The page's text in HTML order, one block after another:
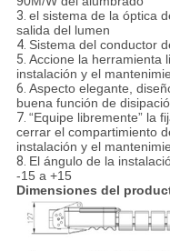
3. el sistema de la óptica
salida del lumen
4. Sistema del conductor
5. Accione la herramienta
instalación y el
6. Aspecto elegante,
buena función de
7. “Equipe libremente” la
cerrar el compartimiento
instalación y el
8. El ángulo de la
-15 a +15
Dimensiones del